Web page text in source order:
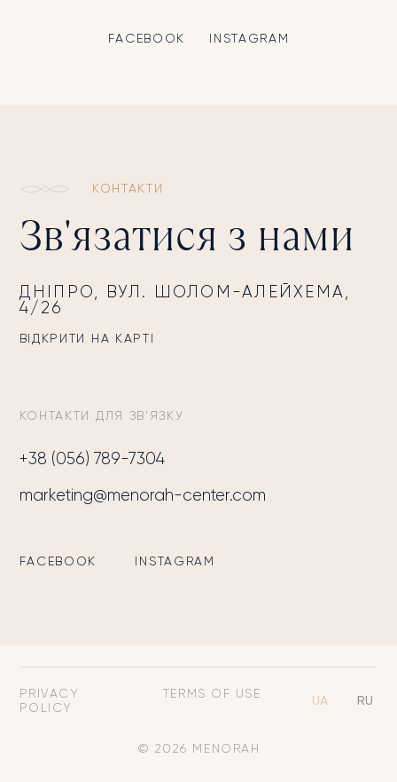
FACEBOOK INSTAGRAM
КОНТАКТИ
Зв'язатися з нами
ДНІПРО, ВУЛ. ШОЛОМ-АЛЕЙХЕМА,
4/26
ВІДКРИТИ НА КАРТІ
КОНТАКТИ ДЛЯ ЗВ'ЯЗКУ
+38 (056) 789-7304
marketing@menorah-center.com
FACEBOOK INSTAGRAM
PRIVACY
POLICY
TERMS OF USE
© 2026 MENORAH
UA RU